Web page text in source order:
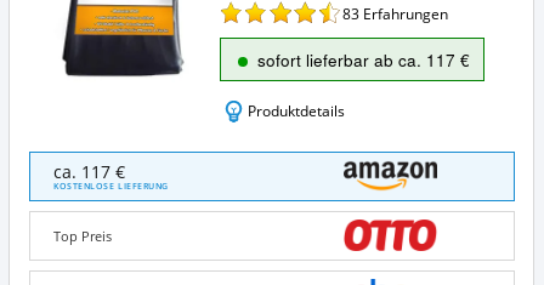
83 Erfahrungen
sofort lieferbar ab ca. 117 €
Produktdetails
Hochwertige
PVC
Teichfolie
0,5mm
Stärke
6m
ca. 117 €
KOSTENLOSE LIEFERUNG
Top Preis